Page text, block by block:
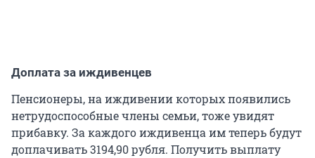
Доплата за иждивенцев
Пенсионеры, на иждивении которых появились
нетрудоспособные члены семьи, тоже увидят
прибавку. За каждого иждивенца им теперь будут
доплачивать3194,90 рубля. Получить выплату